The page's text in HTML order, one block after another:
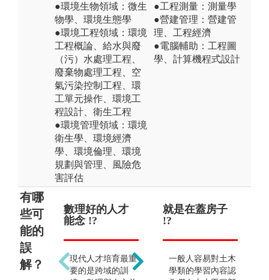
●環境生物領域：微生
物學、環境生態學
●環境工程領域：環境
工程概論、給水與廢
（污）水處理工程、
廢棄物處理工程、空
氣污染控制工程、環
工單元操作、環境工
程設計、衛生工程
●環境管理領域：環境
衛生學、環境經濟
學、環境倫理、環境
規劃與管理、風險危
害評估
●工程測量：測量學
●營建管理：營建管
理、工程經濟
●電腦輔助：工程圖
學、計算機程式設計
有哪
些可
能的
誤
解？
數理好的人才
能念 !?
現代人才培育最重
要的是跨域的訓
畢業後主要是
做環保、垃圾
環工培育的為中高
就是在蓋房子
!?
一般人容易對土木
學類的學習內容認